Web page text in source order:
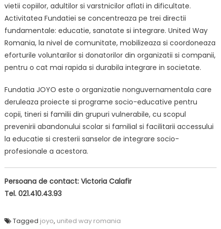
vietii copiilor, adultilor si varstnicilor aflati in dificultate.
Activitatea Fundatiei se concentreaza pe trei directii
fundamentale: educatie, sanatate si integrare. United Way
Romania, la nivel de comunitate, mobilizeaza si coordoneaza
eforturile voluntarilor si donatorilor din organizatii si companii,
pentru o cat mai rapida si durabila integrare in societate.
Fundatia JOYO este o organizatie nonguvernamentala care
deruleaza proiecte si programe socio-educative pentru
copii, tineri si familii din grupuri vulnerabile, cu scopul
prevenirii abandonului scolar si familial si facilitarii accessului
la educatie si cresterii sanselor de integrare socio-
profesionale a acestora.
Persoana de contact: Victoria Calafir
Tel. 021.410.43.93
Tagged joyo, united way romania